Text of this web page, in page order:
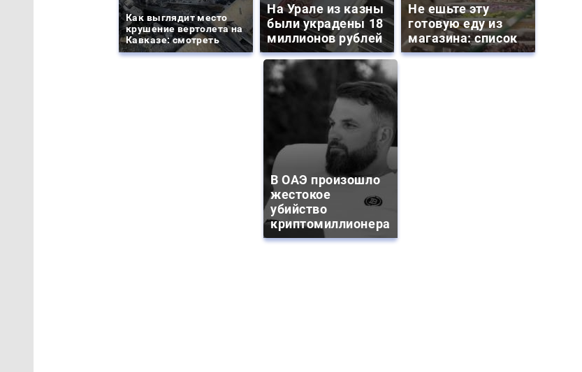
Как выглядит место
крушение вертолета на
Кавказе: смотреть
На Урале из казны
были украдены 18
миллионов рублей
Не ешьте эту
готовую еду из
магазина: список
В ОАЭ произошло
жестокое
убийство
криптомиллионера